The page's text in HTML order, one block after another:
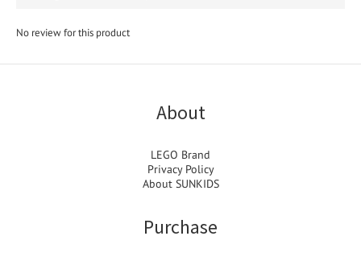
No review for this product
About
LEGO Brand
Privacy Policy
About SUNKIDS
Purchase